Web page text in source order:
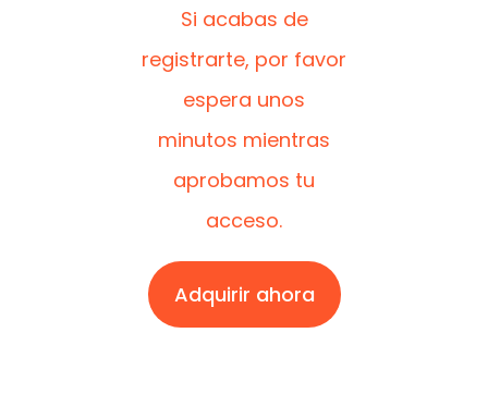
Si acabas de
registrarte, por favor
espera unos
minutos mientras
aprobamos tu
acceso.
Adquirir ahora